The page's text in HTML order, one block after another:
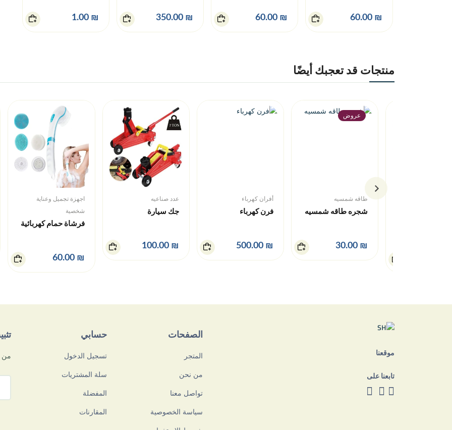
₪ 60.00
₪ 60.00
₪ 350.00
₪ 1.00
منتجات قد تعجبك أيضًا
عروض
طاقه شمسيه
شجره طاقه شمسيه
أفران كهرباء
فرن كهرباء
عدد صناعيه
جك سيارة
اجهزة تجميل وعناية
شخصية
فرشاة حمام كهربائية
موقعنا
تابعنا على
الصفحات
المتجر
من نحن
تواصل معنا
سياسة الخصوصية
حسابي
تسجيل الدخول
سلة المشتريات
المفضلة
المقارنات
من